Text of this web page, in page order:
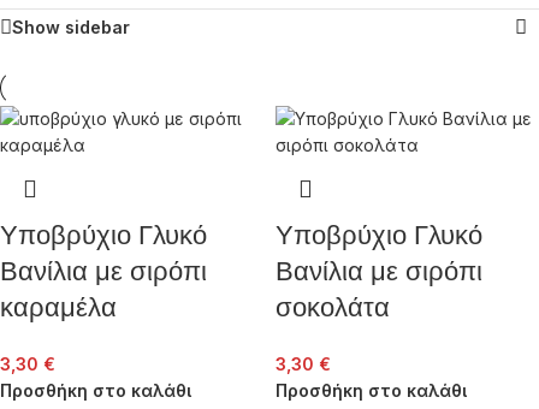
Show sidebar
Υποβρύχιο Γλυκό
Βανίλια με σιρόπι
καραμέλα
3,30 €
Προσθήκη στο καλάθι
Υποβρύχιο Γλυκό
Βανίλια με σιρόπι
σοκολάτα
3,30 €
Προσθήκη στο καλάθι